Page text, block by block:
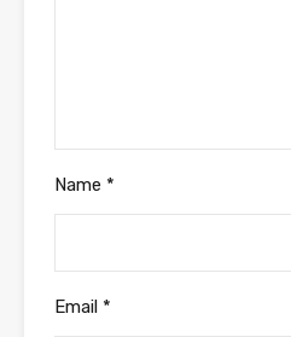
Name *
Email *